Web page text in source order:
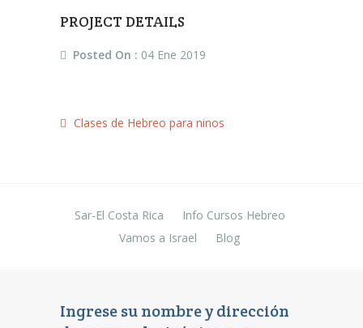
PROJECT DETAILS
Posted On : 04 Ene 2019
Clases de Hebreo para ninos
Sar-El Costa Rica
Info Cursos Hebreo
Vamos a Israel
Blog
Ingrese su nombre y dirección